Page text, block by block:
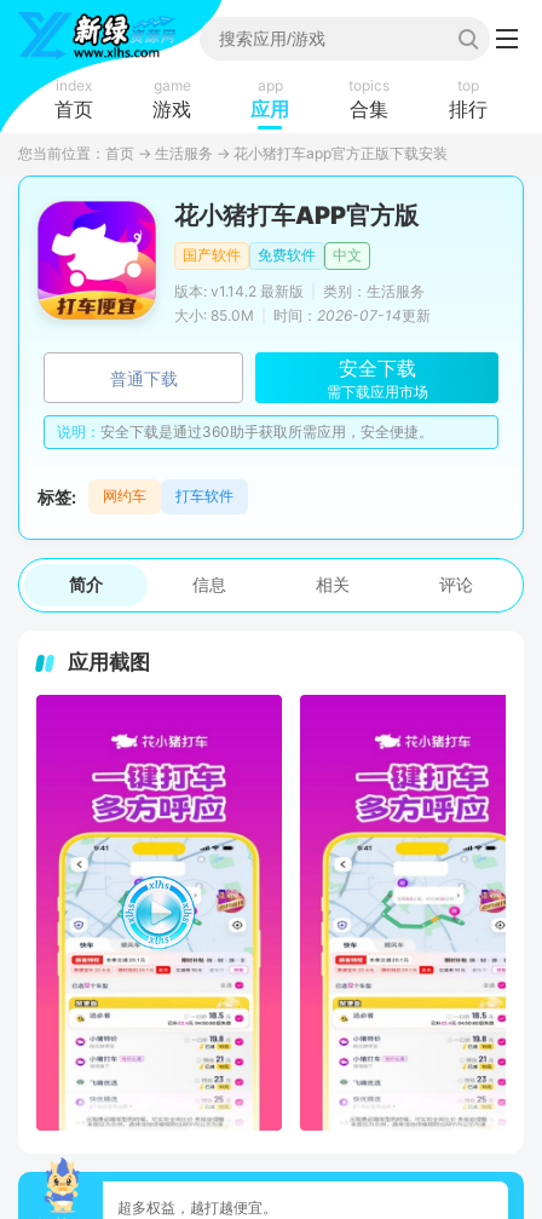
index
首页
game
游戏
app
应用
topics
合集
top
排行
您当前位置： 首页 → 生活服务 → 花小猪打车app官方正版下载安装
花小猪打车APP官方版
国产软件 免费软件
中文
版本: v1.14.2 最新版
类别：生活服务
大小: 85.0M
时间： 2026-07-14更新
普通下载 安全下载
需下载应用市场
说明： 安全下载是通过360助手获取所需应用，安全便捷。
标签: 网约车 打车软件
简介 信息 相关 评论
应用截图
超多权益，越打越便宜。